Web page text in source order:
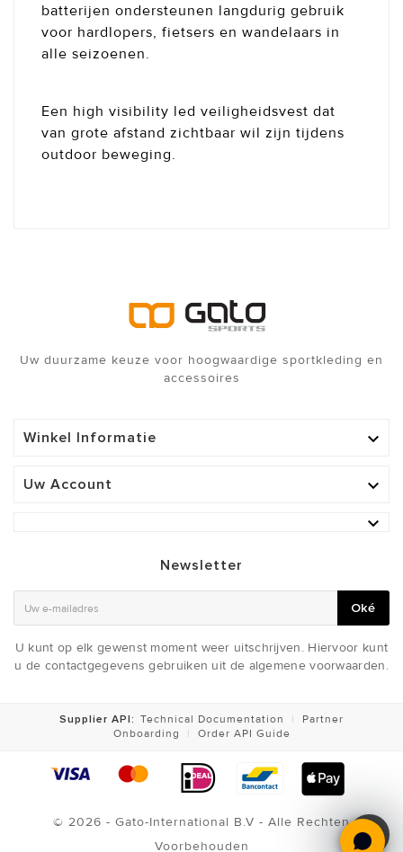
batterijen ondersteunen langdurig gebruik
voor hardlopers, fietsers en wandelaars in
alle seizoenen.
Een high visibility led veiligheidsvest dat
van grote afstand zichtbaar wil zijn tijdens
outdoor beweging.
LED SAFER SPORT VEST
Uw duurzame keuze voor hoogwaardige sportkleding en
accessoires
Winkel Informatie 
Uw Account


Newsletter
Oké
U kunt op elk gewenst moment weer uitschrijven. Hiervoor kunt
u de contactgegevens gebruiken uit de algemene voorwaarden.
Supplier API: Technical Documentation |
Partner
Onboarding
| Order API Guide
© 2026 - Gato-International B.V - Alle Rechten
Voorbehouden